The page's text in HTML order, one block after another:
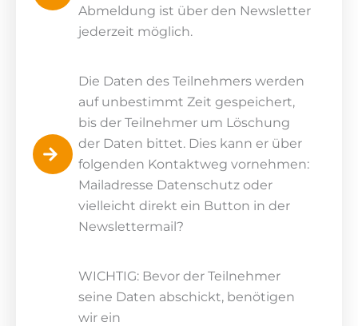
Abmeldung ist über den Newsletter
jederzeit möglich.
Die Daten des Teilnehmers werden
auf unbestimmt Zeit gespeichert,
bis der Teilnehmer um Löschung
der Daten bittet. Dies kann er über
folgenden Kontaktweg vornehmen:
Mailadresse Datenschutz oder
vielleicht direkt ein Button in der
Newslettermail?
WICHTIG: Bevor der Teilnehmer
seine Daten abschickt, benötigen
wir ein